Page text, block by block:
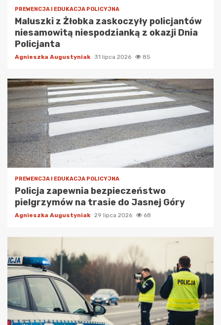
PREWENCJA I EDUKACJA POLICYJNA
Maluszki z Żłobka zaskoczyły policjantów
niesamowitą niespodzianką z okazji Dnia
Policjanta
Agnieszka Augustyniak 31 lipca 2026 85
PREWENCJA I EDUKACJA POLICYJNA
Policja zapewnia bezpieczeństwo
pielgrzymów na trasie do Jasnej Góry
Agnieszka Augustyniak 29 lipca 2026 68